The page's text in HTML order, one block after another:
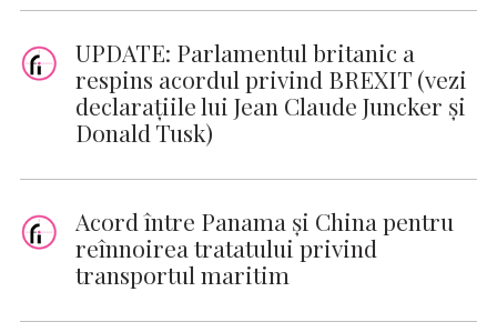
UPDATE: Parlamentul britanic a
respins acordul privind BREXIT (vezi
declaraţiile lui Jean Claude Juncker şi
Donald Tusk)
Acord între Panama şi China pentru
reînnoirea tratatului privind
transportul maritim